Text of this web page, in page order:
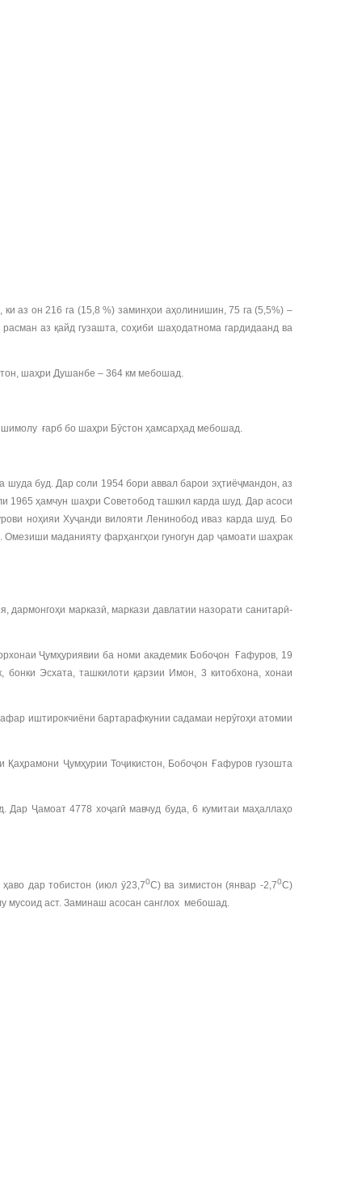
ки аз он 216 га (15,8 %) заминҳои аҳолинишин, 75 га (5,5%) –
аз қайд гузашта, соҳиби шаҳодатнома гардидаанд ва
шаҳри Душанбе – 364 км мебошад.
ғарб бо шаҳри Бӯстон ҳамсарҳад мебошад.
шуда буд. Дар соли 1954 бори аввал барои эҳтиёҷмандон, аз
1965 ҳамчун шаҳри Советобод ташкил карда шуд. Дар асоси
ноҳияи Хуҷанди вилояти Ленинобод иваз карда шуд. Бо
маданияту фарҳангҳои гуногун дар ҷамоати шаҳрак
марказӣ, маркази давлатии назорати санитарӣ-
Ҷумҳуриявии ба номи академик Бобоҷон Ғафуров, 19
Эсхата, ташкилоти қарзии Имон, 3 китобхона, хонаи
иштирокчиёни бартарафкунии садамаи нерӯгоҳи атомии
Ҷумҳурии Тоҷикистон, Бобоҷон Ғафуров гузошта
Ҷамоат 4778 хоҷагӣ мавчуд буда, 6 кумитаи маҳаллаҳо
дар тобистон (июл ӯ23,70С) ва зимистон (январ -2,70С)
мусоид аст. Заминаш асосан санглох мебошад.